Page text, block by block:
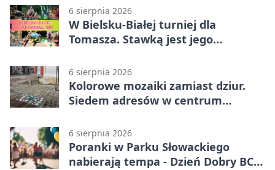
6 sierpnia 2026
W Bielsku-Białej turniej dla
Tomasza. Stawką jest jego
6 sierpnia 2026
Kolorowe mozaiki zamiast dziur.
Siedem adresów w centrum
6 sierpnia 2026
Poranki w Parku Słowackiego
nabierają tempa - Dzień Dobry BCK